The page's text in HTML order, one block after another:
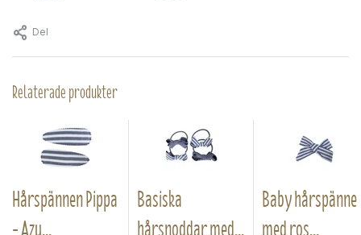
Del
Relaterade produkter
Hårspännen Pippa Basiska Baby hårspänne